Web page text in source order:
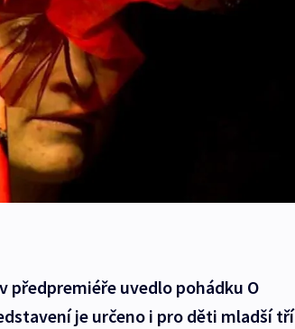
předpremiéře uvedlo pohádku O
je určeno i pro děti mladší tří